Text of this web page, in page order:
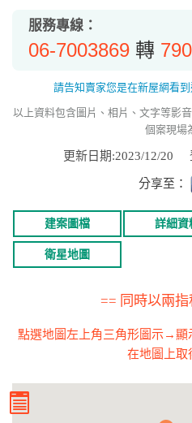
服務專線：
06-7003869 轉
請告知賣家您是在新屋網看到
以上資料包含圖片、相片、文字等影
個案現場
更新日期:2023/12/20
分享至：
建案圖檔 詳細資
衛星地圖
== 同時以兩
點選地圖左上角三角形圖示→
在地圖上取